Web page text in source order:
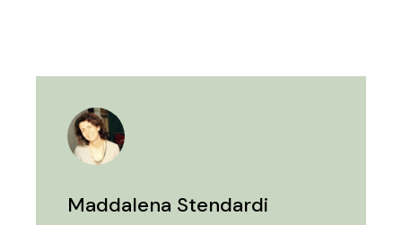
Maddalena Stendardi